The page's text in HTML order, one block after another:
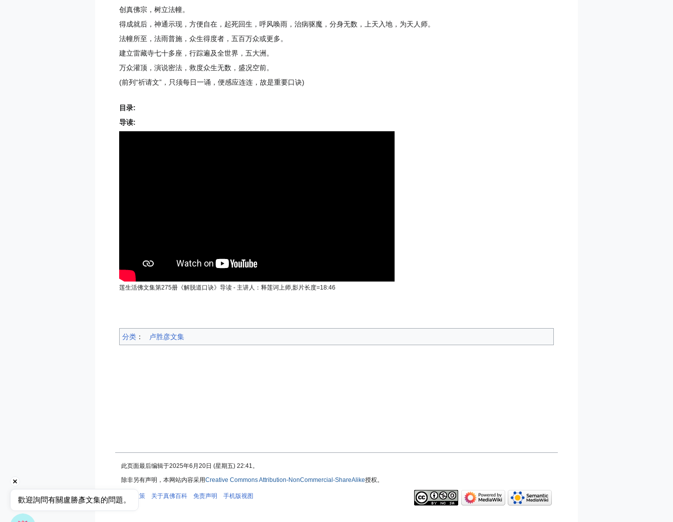
创真佛宗，树立法幢。
得成就后，神通示现，方便自在，起死回生，呼风唤雨，治病驱魔，分身无数，上天入地，为天人师。
法幢所至，法雨普施，众生得度者，五百万众或更多。
建立雷藏寺七十多座，行踪遍及全世界，五大洲。
万众灌顶，演说密法，救度众生无数，盛况空前。
(前列“祈请文”，只须每日一诵，便感应连连，故是重要口诀)
目录:
导读:
莲生活佛文集第275册《解脱道口诀》导读 - 主讲人：释莲诃上师,影片长度=18:46
分类 ：​ 卢胜彦文集
此页面最后编辑于2025年6月20日 (星期五) 22:41。
除非另有声明，本网站内容采用Creative Commons Attribution-NonCommercial-ShareAlike授权。
隐私政策 关于真佛百科 免责声明 手机版视图
歡迎詢問有關盧勝彥文集的問題。